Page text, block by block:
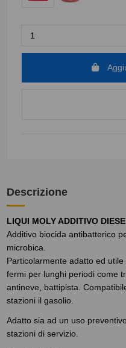
Descrizione
LIQUI MOLY ADDITIVO
Additivo biocida antibatterico
microbica.
Particolarmente adatto ed
fermi per lunghi periodi come
antineve, battipista.
stazioni il gasolio.
Adatto sia ad un uso
stazioni di servizio.